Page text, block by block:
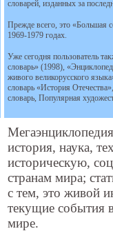
словарей, изданных за
Прежде всего, это «Большая
1969-1979 годах.
Уже сегодня пользователь
словарь» (1998),
живого великорусского
словарь «История
словарь, Популярная
история, наука,
историческую,
странам мира;
с тем, это живой
текущие события
мире.